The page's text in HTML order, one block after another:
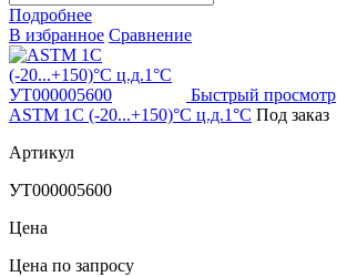
Подробнее
В избранное Сравнение
Быстрый просмотр
ASTM 1C (-20...+150)°С ц.д.1°С Под заказ
Артикул
УТ000005600
Цена
Цена по запросу